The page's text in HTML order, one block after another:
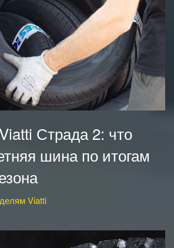
Страда 2: что
шина по итогам
Viatti